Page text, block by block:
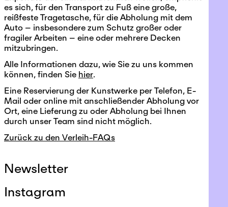
es sich, für den Transport zu Fuß eine große,
reißfeste Tragetasche, für die Abholung mit dem
Auto – insbesondere zum Schutz großer oder
fragiler Arbeiten – eine oder mehrere Decken
mitzubringen.
Alle Informationen dazu, wie Sie zu uns kommen
können, finden Sie hier
Eine Reservierung der Kunstwerke per Telefon, E-
Mail oder online mit anschließender Abholung vor
Ort, eine Lieferung zu oder Abholung bei Ihnen
durch unser Team sind nicht möglich.
Zurück zu den Verleih-FAQs
Newsletter
Instagram